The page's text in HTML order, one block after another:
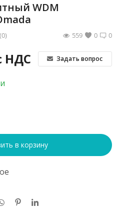
WDM
0
(0) 0
559
НДС Задать вопрос
в корзину